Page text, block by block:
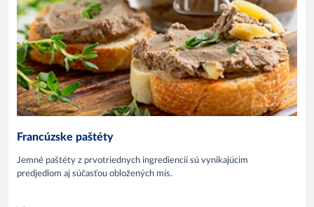
Francúzske paštéty
Jemné paštéty z prvotriednych ingrediencií sú vynikajúcim
predjedlom aj súčasťou obložených mís.